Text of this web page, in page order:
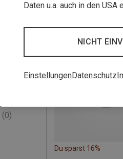
(0)
Du sparst 16%
Daten u.a. auch in den
NICHT
EinstellungenDatenschutz